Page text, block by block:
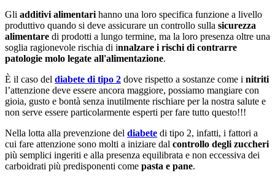
Gli additivi alimentarihanno una loro specifica funzione a livello
produttivo quando si deve assicurare un controllo sulla sicurezza
alimentare di prodotti a lungo termine, ma la loro presenza oltre una
soglia ragionevole rischia di innalzare i rischi di contrarre
patologie molo legate all'alimentazione.
È il caso del diabete di tipo 2 dove rispetto a sostanze come i nitriti
l’attenzione deve essere ancora maggiore, possiamo mangiare con
gioia, gusto e bontà senza inutilmente rischiare per la nostra salute e
non serve essere particolarmente esperti per fare tutto questo!!!
Nella lotta alla prevenzione del diabete di tipo 2, infatti, i fattori a
cui fare attenzione sono molti a iniziare dal controllo degli zuccheri
più semplici ingeriti e alla presenza equilibrata e non eccessiva dei
carboidrati più predisponenti come pasta e pane.